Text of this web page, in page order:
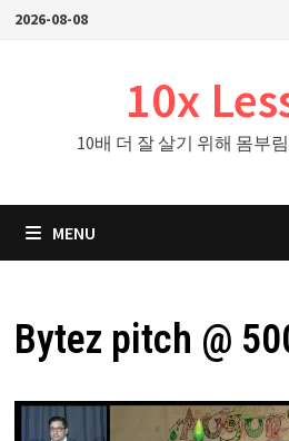
Skip2026-08-08
10x
10배 더 잘 살기 위해 몸부
MENU
Bytez pitch @